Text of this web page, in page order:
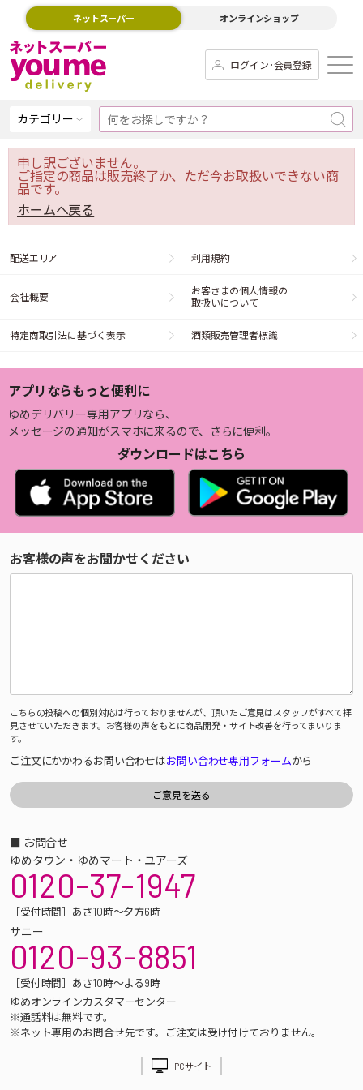
ネットスーパー オンラインショップ
ログイン･会員登録
カテゴリー
申し訳ございません。
ご指定の商品は販売終了か、ただ今お取扱いできない商
品です。
ホームへ戻る
配送エリア 利用規約
会社概要
お客さまの個人情報の
取扱いについて
特定商取引法に基づく表示 酒類販売管理者標識
アプリならもっと便利に
ゆめデリバリー専用アプリなら、
メッセージの通知がスマホに来るので、さらに便利。
ダウンロードはこちら
お客様の声をお聞かせください
こちらの投稿への個別対応は行っておりませんが、頂いたご意見はスタッフがすべて拝
見させていただきます。お客様の声をもとに商品開発・サイト改善を行ってまいりま
す。
ご注文にかかわるお問い合わせはお問い合わせ専用フォームから
■ お問合せ
ゆめタウン・ゆめマート・ユアーズ
0120-37-1947
［受付時間］あさ10時～夕方6時
サニー
0120-93-8851
［受付時間］あさ10時～よる9時
ゆめオンラインカスタマーセンター
※通話料は無料です。
※ネット専用のお問合せ先です。ご注文は受け付けておりません。
PCサイト